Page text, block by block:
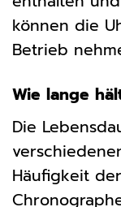
können die
Betrieb
Wie lange
Die
Häufigkeit